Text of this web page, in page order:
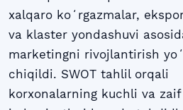
xalqaro koʻrgazmalar,
va klaster yondashuvi
marketingni rivojlantirish
chiqildi. SWOT tahlil orqali
korxonalarning kuchli va